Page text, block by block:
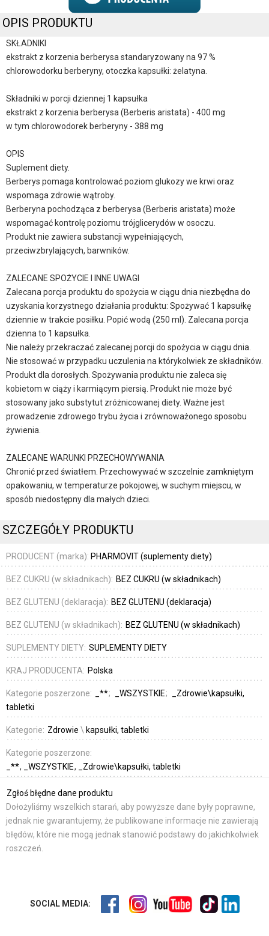
OPIS PRODUKTU
SKŁADNIKI
ekstrakt z korzenia berberysa standaryzowany na 97 %
chlorowodorku berberyny, otoczka kapsułki: żelatyna.
Składniki w porcji dziennej 1 kapsułka
ekstrakt z korzenia berberysa (Berberis aristata) - 400 mg
w tym chlorowodorek berberyny - 388 mg
OPIS
Suplement diety.
Berberys pomaga kontrolować poziom glukozy we krwi oraz
wspomaga zdrowie wątroby.
Berberyna pochodząca z berberysa (Berberis aristata) może
wspomagać kontrolę poziomu trójglicerydów w osoczu.
Produkt nie zawiera substancji wypełniających,
przeciwzbrylających, barwników.
ZALECANE SPOŻYCIE I INNE UWAGI
Zalecana porcja produktu do spożycia w ciągu dnia niezbędna do
uzyskania korzystnego działania produktu: Spożywać 1 kapsułkę
dziennie w trakcie posiłku. Popić wodą (250 ml). Zalecana porcja
dzienna to 1 kapsułka.
Nie należy przekraczać zalecanej porcji do spożycia w ciągu dnia.
Nie stosować w przypadku uczulenia na którykolwiek ze składników.
Produkt dla dorosłych. Spożywania produktu nie zaleca się
kobietom w ciąży i karmiącym piersią. Produkt nie może być
stosowany jako substytut zróżnicowanej diety. Ważne jest
prowadzenie zdrowego trybu życia i zrównoważonego sposobu
żywienia.
ZALECANE WARUNKI PRZECHOWYWANIA
Chronić przed światłem. Przechowywać w szczelnie zamkniętym
opakowaniu, w temperaturze pokojowej, w suchym miejscu, w
sposób niedostępny dla małych dzieci.
SZCZEGÓŁY PRODUKTU
PRODUCENT (marka): PHARMOVIT (suplementy diety)
BEZ CUKRU (w składnikach): BEZ CUKRU (w składnikach)
BEZ GLUTENU (deklaracja): BEZ GLUTENU (deklaracja)
BEZ GLUTENU (w składnikach): BEZ GLUTENU (w składnikach)
SUPLEMENTY DIETY: SUPLEMENTY DIETY
KRAJ PRODUCENTA: Polska
Kategorie poszerzone: _** _WSZYSTKIE
_Zdrowie\kapsułki,
tabletki
Kategorie: Zdrowie \ kapsułki, tabletki
Kategorie poszerzone:
_**
_WSZYSTKIE _Zdrowie\kapsułki, tabletki
Zgłoś błędne dane produktu
Dołożyliśmy wszelkich starań, aby powyższe dane były poprawne,
jednak nie gwarantujemy, że publikowane informacje nie zawierają
błędów, które nie mogą jednak stanowić podstawy do jakichkolwiek
roszczeń.
SOCIAL MEDIA: